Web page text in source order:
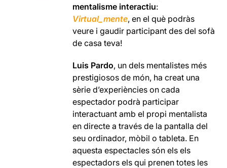
mentalisme interactiu:
Virtual_mente, en el què podràs
veure i gaudir participant des del sofà
de casa teva!
Luis Pardo, un dels mentalistes més
prestigiosos de món, ha creat una
sèrie d’experiències on cada
espectador podrà participar
interactuant amb el propi mentalista
en directe a través de la pantalla del
seu ordinador, mòbil o tableta. En
aquesta espectacles són els els
espectadors els qui prenen totes les